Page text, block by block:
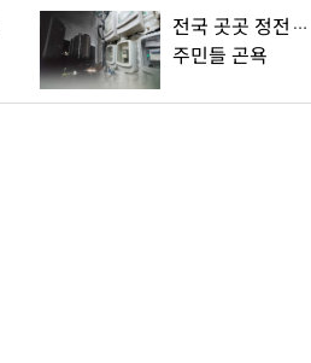
전국 곳곳 정전
주민들 곤욕